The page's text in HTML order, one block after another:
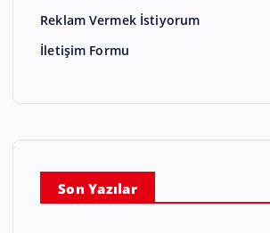
Reklam Vermek İstiyorum
İletişim Formu
Son Yazılar